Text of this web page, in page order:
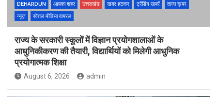
DEHARDUN आपका शहर उत्तराखंड खबर हटकर ट्रेंडिंग खबरें
ताज़ा ख़बर
न्यूज़
सोशल मीडिया वायरल
राज्य के सरकारी स्कूलों में विज्ञान प्रयोगशालाओं के
आधुनिकीकरण की तैयारी, विद्यार्थियों को मिलेगी आधुनिक
प्रयोगात्मक शिक्षा
August 6, 2026 admin